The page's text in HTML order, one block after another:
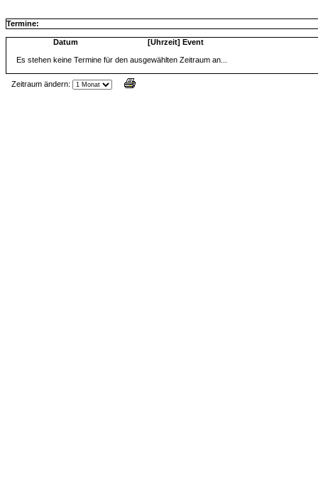
Termine:
Datum [Uhrzeit] Event
Es stehen keine Termine für den ausgewählten Zeitraum an...
Zeitraum ändern: